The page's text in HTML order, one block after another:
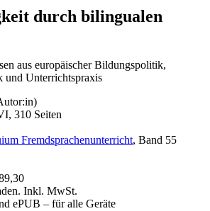
durch bilingualen
aus europäischer Bildungspolitik,
und Unterrichtspraxis
310 Seiten
Fremdsprachenunterricht, Band 55
Inkl. MwSt.
ePUB – für alle Geräte